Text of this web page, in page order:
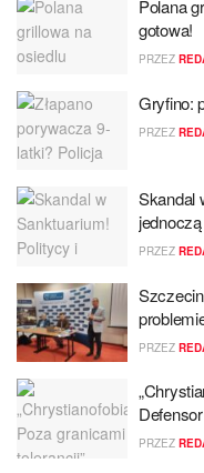
Polana
gotowa!
PRZEZ
Gryfino:
PRZEZ
Skandal
PRZEZ
PRZEZ
PRZEZ